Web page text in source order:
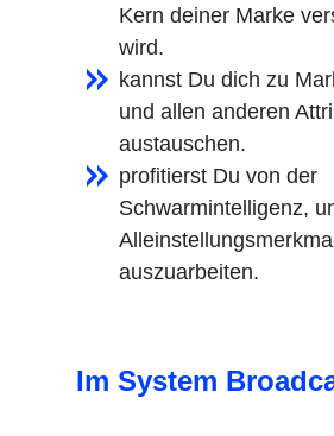
Kern deiner Marke
wird.
kannst Du dich zu
und allen anderen
austauschen.
profitierst Du von der
Schwarmintelligenz,
auszuarbeiten.
Im System